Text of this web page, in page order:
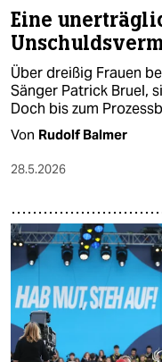
Eine
Über dreißig Frauen
Sänger Patrick Bruel,
Doch bis zum
Von Rudolf Balmer
28.5.2026